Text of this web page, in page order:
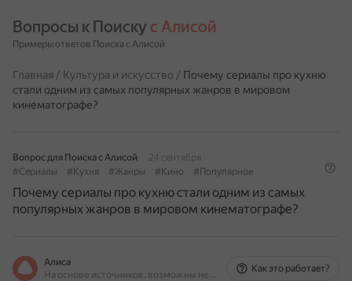
Вопросы к Поиску с Алисой
Примеры ответов Поиска с Алисой
Главная / Культура и искусство / Почему сериалы про кухню
стали одним из самых популярных жанров в мировом
кинематографе?
Вопрос для Поиска с Алисой
24 сентября
#Сериалы
#Кухня #Жанры #Кино #Популярное
Почему сериалы про кухню стали одним из самых
популярных жанров в мировом кинематографе?
Алиса
На основе источников, возможны неточности
Как это работает?